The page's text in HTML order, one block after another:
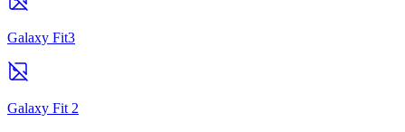
Galaxy Fit3
Galaxy Fit 2